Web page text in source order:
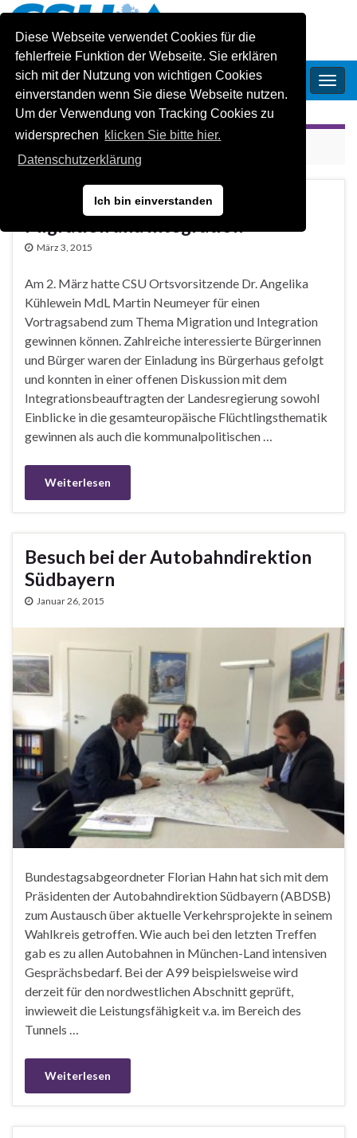
Diese Webseite verwendet Cookies für die
fehlerfreie Funktion der Webseite. Sie erklären
sich mit der Nutzung von wichtigen Cookies
einverstanden wenn Sie diese Webseite nutzen.
Um der Verwendung von Tracking Cookies zu
widersprechen klicken Sie bitte hier.
Datenschutzerklärung
Ich bin einverstanden
CSU-Ortsverband Oberschleissheim
KATEGORIE: UNCATEGORIZED
Vortragsabend zum Thema
März 3, 2015
Am 2. März hatte CSU Ortsvorsitzende Dr. Angelika
Kühlewein MdL Martin Neumeyer für einen
Vortragsabend zum Thema Migration und Integration
gewinnen können. Zahlreiche interessierte Bürgerinnen
und Bürger waren der Einladung ins Bürgerhaus gefolgt
und konnten in einer offenen Diskussion mit dem
Integrationsbeauftragten der Landesregierung sowohl
Einblicke in die gesamteuropäische Flüchtlingsthematik
gewinnen als auch die kommunalpolitischen …
Weiterlesen
Besuch bei der Autobahndirektion
Südbayern
Januar 26, 2015
Bundestagsabgeordneter Florian Hahn hat sich mit dem
Präsidenten der Autobahndirektion Südbayern (ABDSB)
zum Austausch über aktuelle Verkehrsprojekte in seinem
Wahlkreis getroffen. Wie auch bei den letzten Treffen
gab es zu allen Autobahnen in München-Land intensiven
Gesprächsbedarf. Bei der A99 beispielsweise wird
derzeit für den nordwestlichen Abschnitt geprüft,
inwieweit die Leistungsfähigkeit v.a. im Bereich des
Tunnels …
Weiterlesen